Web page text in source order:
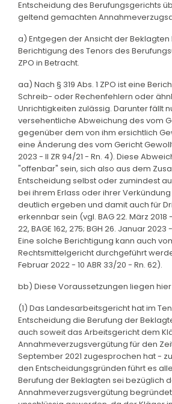
Entscheidung des Berufungsgerichts
geltend gemachten
a) Entgegen der Ansicht der
Berichtigung des Tenors des
ZPO in Betracht.
aa) Nach § 319 Abs. 1 ZPO ist eine
Schreib- oder Rechenfehlern oder
Unrichtigkeiten zulässig. Darunter fällt
versehentliche Abweichung des vom
gegenüber dem von ihm ersichtlich
eine Änderung des vom Gericht
2023 - II ZR 94/21 - Rn. 4). Diese
"offenbar" sein, sich also aus dem
Entscheidung selbst oder zumindest
bei ihrem Erlass oder ihrer
deutlich ergeben und damit auch für
erkennbar sein (vgl. BAG 22. März 2018
22, BAGE 162, 275; BGH 26. Januar 2023
Eine solche Berichtigung kann auch
Rechtsmittelgericht durchgeführt
Februar 2022 - 10 ABR 33/20 - Rn. 62).
bb) Diese Voraussetzungen liegen
(1) Das Landesarbeitsgericht hat im
Entscheidung die Berufung der
auch soweit das Arbeitsgericht dem
Annahmeverzugsvergütung für den
September 2021 zugesprochen hat -
den Entscheidungsgründen führt es
Berufung der Beklagten sei bezüglich
Annahmeverzugsvergütung